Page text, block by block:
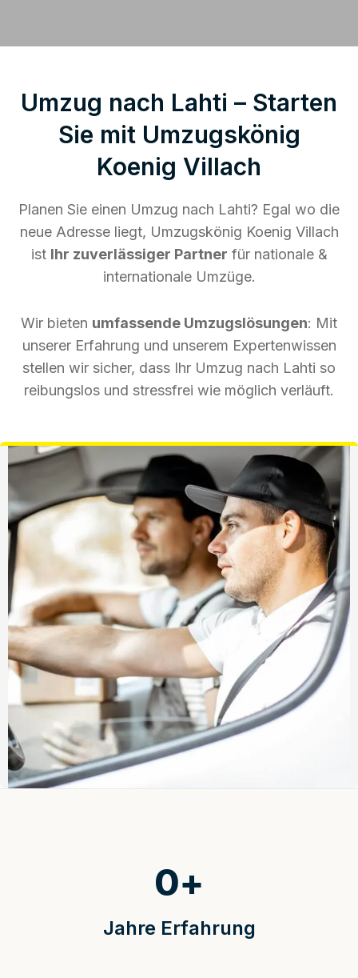
Umzug nach Lahti – Starten
Sie mit Umzugskönig
Koenig Villach
Planen Sie einen Umzug nach Lahti? Egal wo die
neue Adresse liegt, Umzugskönig Koenig Villach
ist Ihr zuverlässiger Partner für nationale &
internationale Umzüge.
Wir bieten umfassende Umzugslösungen: Mit
unserer Erfahrung und unserem Expertenwissen
stellen wir sicher, dass Ihr Umzug nach Lahti so
reibungslos und stressfrei wie möglich verläuft.
Jahre Erfahrung
0+